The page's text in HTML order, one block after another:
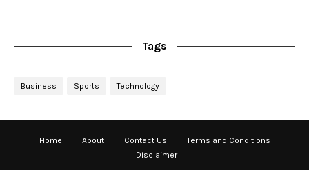
Tags
Business Sports Technology
Home About Contact Us
Terms and Conditions
Disclaimer